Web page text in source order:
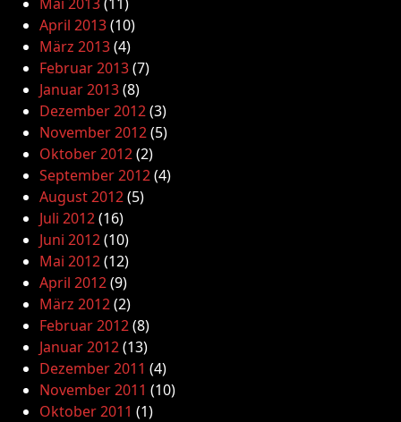
April 2013(10)
März 2013(4)
Februar 2013(7)
Januar 2013(8)
Dezember 2012(3)
November 2012(5)
Oktober 2012(2)
September 2012(4)
August 2012(5)
Juli 2012(16)
Juni 2012(10)
Mai 2012(12)
April 2012(9)
März 2012(2)
Februar 2012(8)
Januar 2012(13)
Dezember 2011 (4)
November 2011 (10)
Oktober 2011 (1)